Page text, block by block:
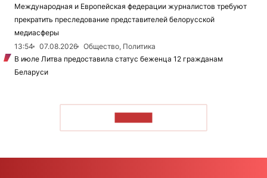
Международная и Европейская федерации журналистов требуют
прекратить преследование представителей белорусской
медиасферы
13:54
07.08.2026
Общество, Политика
В июле Литва предоставила статус беженца 12 гражданам
Беларуси